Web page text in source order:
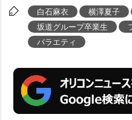
白石麻衣 横澤夏子
坂道グループ卒業生
バラエティ